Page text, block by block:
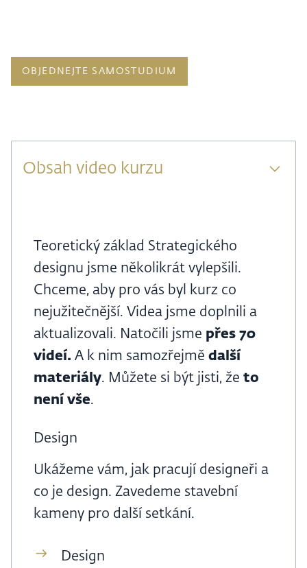
OBJEDNEJTE SAMOSTUDIUM
Obsah video kurzu
Teoretický základ Strategického
designu jsme několikrát vylepšili.
Chceme, aby pro vás byl kurz co
nejužitečnější. Videa jsme doplnili a
aktualizovali. Natočili jsme přes 70
videí. A k nim samozřejmě další
materiály. Můžete si být jisti, že to
není vše.
Design
Ukážeme vám, jak pracují designeři a
co je design. Zavedeme stavební
kameny pro další setkání.
Design